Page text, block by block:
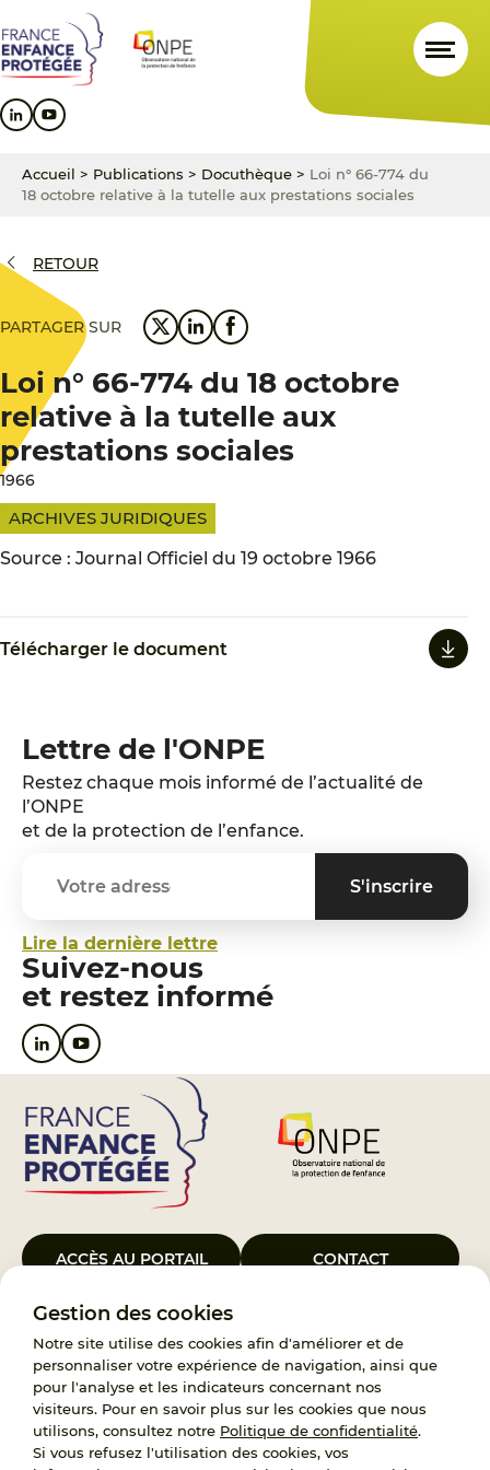
Gestion des cookies
Notre site utilise des cookies afin d'améliorer et de
personnaliser votre expérience de navigation, ainsi que
pour l'analyse et les indicateurs concernant nos
visiteurs. Pour en savoir plus sur les cookies que nous
utilisons, consultez notre Politique de confidentialité.
Si vous refusez l'utilisation des cookies, vos
au
contenu
principal
au
menu
principal
au
pied
de
Accueil > Publications > Docuthèque > Loi n° 66-774 du
18 octobre relative à la tutelle aux prestations sociales
RETOUR
PARTAGER SUR
Loi n° 66-774 du 18 octobre
relative à la tutelle aux
prestations sociales
1966
ARCHIVES JURIDIQUES
Source : Journal Officiel du 19 octobre 1966
Télécharger le document
Lettre de l'ONPE
Restez chaque mois informé de l’actualité de
l’ONPE
et de la protection de l’enfance.
Lire la dernière lettre
Suivez-nous
et restez informé
ACCÈS AU PORTAIL CONTACT
Le Groupement d’Intérêt Public France Enfance Protégée, créé le 5
janvier 2023, a pour objet d’assurer les missions de service public du
119, d’accompagnement des adoptants et de traitement des
demandes d’accès aux origines personnelles. France Enfance
Protégée est également un observatoire et une ressource pour
l’ensemble des professionnels, ainsi qu’un appui à l’élaboration de la
politique publique à travers le soutien à l’activité des conseils
nationaux.